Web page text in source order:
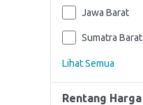
Jawa Barat
Sumatra Barat
Lihat Semua
Rentang Harga